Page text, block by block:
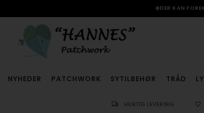
☀️DER KAN
NYHEDER PATCHWORK SYTILBEHØR TRÅD
HURTIG LEVERING